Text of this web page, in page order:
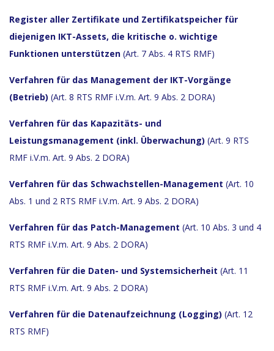
Register aller Zertifikate und Zertifikatspeicher für
diejenigen IKT-Assets, die kritische o. wichtige
Funktionen unterstützen (Art. 7 Abs. 4 RTS RMF)
Verfahren für das Management der IKT-Vorgänge
(Betrieb) (Art. 8 RTS RMF i.V.m. Art. 9 Abs. 2 DORA)
Verfahren für das Kapazitäts- und
Leistungsmanagement (inkl. Überwachung) (Art. 9 RTS
RMF i.V.m. Art. 9 Abs. 2 DORA)
Verfahren für das Schwachstellen-Management (Art. 10
Abs. 1 und 2 RTS RMF i.V.m. Art. 9 Abs. 2 DORA)
Verfahren für das Patch-Management (Art. 10 Abs. 3 und 4
RTS RMF i.V.m. Art. 9 Abs. 2 DORA)
Verfahren für die Daten- und Systemsicherheit (Art. 11
RTS RMF i.V.m. Art. 9 Abs. 2 DORA)
Verfahren für die Datenaufzeichnung (Logging) (Art. 12
RTS RMF)